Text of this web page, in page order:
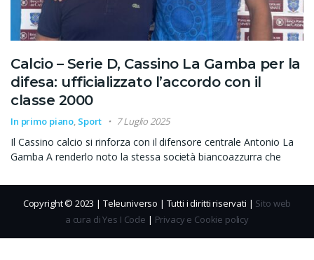
Calcio – Serie D, Cassino La Gamba per la
difesa: ufficializzato l’accordo con il
classe 2000
In primo piano, Sport 7 Luglio 2025
Il Cassino calcio si rinforza con il difensore centrale Antonio La
Gamba A renderlo noto la stessa società biancoazzurra che
Copyright © 2023 | Teleuniverso | Tutti i diritti riservati | Sito web
a cura di Yes I Code | Privacy e Cookie policy